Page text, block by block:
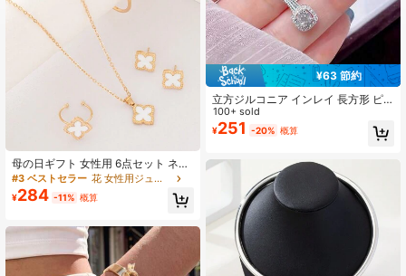
4.90 4.3K フォロワー
4.3K フォロワー
4.90 4.3K フォロワー
母の日ギフト 女性用 6点セット ネッ
クレス ブレスレット バングル ピア
ス リング ラッキーフラワーデザイン
カジュアルジュエリーセット
#3 ベストセラー 花 女性用ジュエリーセット
¥284 -11% 概算
¥63 節約
立方ジルコニア インレイ 長方形 ピ
アス4個セット、ネックレスペンダン
ト、リング、エレガントでラグジュ
アリーなスタイル、女性への上品な
100+ sold
¥251 -20% 概算